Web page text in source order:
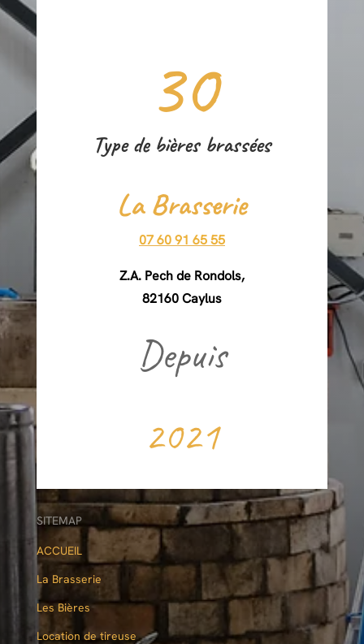
30
Type de bières brassées
La Brasserie
07 60 91 65 55
Z.A. Pech de Rondols,
82160 Caylus
Depuis
2021
SITEMAP
ACCUEIL
La Brasserie
Les Bières
Location de tireuse